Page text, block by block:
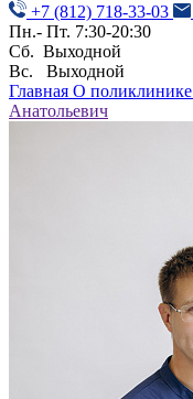
+7 (812) 718-33-03
Пн.- Пт. 7:30-20:30
Сб. Выходной
Вс. Выходной
Главная О поликлинике
Анатольевич